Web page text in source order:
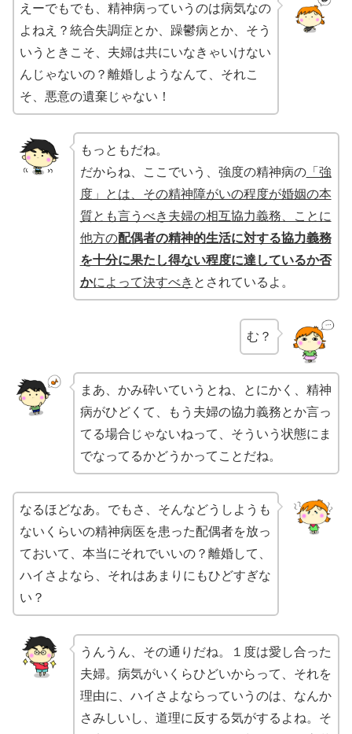
えーでもでも、精神病っていうのは病気なの
よねえ？統合失調症とか、躁鬱病とか、そう
いうときこそ、夫婦は共にいなきゃいけない
んじゃないの？離婚しようなんて、それこ
そ、悪意の遺棄じゃない！
もっともだね。
だからね、ここでいう、強度の精神病の「強
度」とは、その精神障がいの程度が婚姻の本
質とも言うべき夫婦の相互協力義務、ことに
他方の配偶者の精神的生活に対する協力義務
を十分に果たし得ない程度に達しているか否
かによって決すべき とされているよ。
む？
まあ、かみ砕いていうとね、とにかく、精神
病がひどくて、もう夫婦の協力義務とか言っ
てる場合じゃないねって、そういう状態にま
でなってるかどうかってことだね。
なるほどなあ。でもさ、そんなどうしようも
ないくらいの精神病医を患った配偶者を放っ
ておいて、本当にそれでいいの？離婚して、
ハイさよなら、それはあまりにもひどすぎな
い？
うんうん、その通りだね。１度は愛し合った
夫婦。病気がいくらひどいからって、それを
理由に、ハイさよならっていうのは、なんか
さみしいし、道理に反する気がするよね。そ